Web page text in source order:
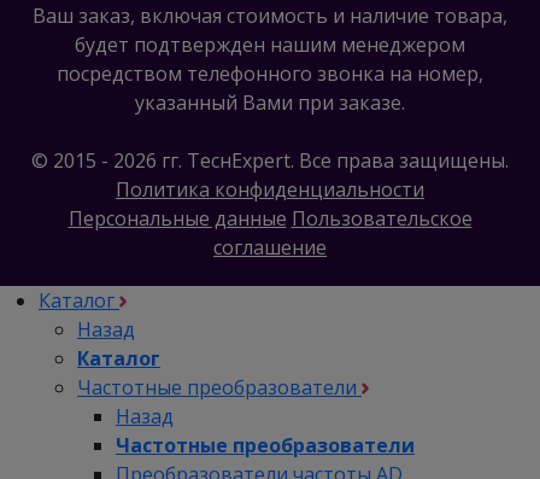
Ваш заказ, включая стоимость и наличие товара,
будет подтвержден нашим менеджером
посредством телефонного звонка на номер,
указанный Вами при заказе.
© 2015 - 2026 гг. ТеcнExpert. Все права защищены.
Политика конфиденциальности
Персональные данные Пользовательское
соглашение
Каталог
Назад
Каталог
Частотные преобразователи
Назад
Частотные преобразователи
Преобразователи частоты AD